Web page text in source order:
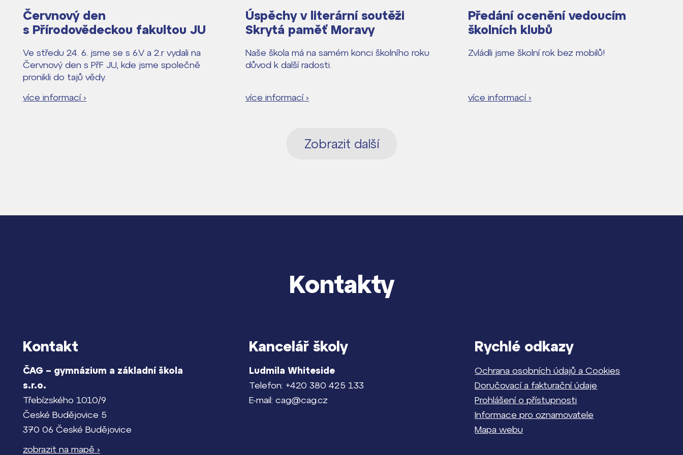
Červnový den
s Přírodovědeckou fakultou JU
Ve středu 24. 6. jsme se s 6.V a 2.r vydali na
Červnový den s PřF JU, kde jsme společně
pronikli do tajů vědy.
více informací ›
Úspěchy v literární soutěži
Skrytá paměť Moravy
Naše škola má na samém konci školního roku
důvod k další radosti.
více informací ›
Předání ocenění vedoucím
školních klubů
Zvládli jsme školní rok bez mobilů!
více informací ›
Zobrazit další
Kontakty
Kontakt
ČAG – gymnázium a základní škola
s.r.o.
Třebízského 1010/9
České Budějovice 5
370 06 České Budějovice
zobrazit na mapě ›
Kancelář školy
Ludmila Whiteside
Telefon: +420 380 425 133
E-mail: cag@cag.cz
Rychlé odkazy
Ochrana osobních údajů a Cookies
Doručovací a fakturační údaje
Prohlášení o přístupnosti
Informace pro oznamovatele
Mapa webu